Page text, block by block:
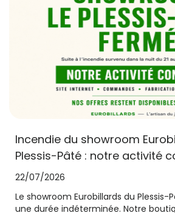
Incendie du showroom
Plessis-Pâté : notre activité
22/07/2026
Le showroom Eurobillards du
une durée indéterminée. Notre